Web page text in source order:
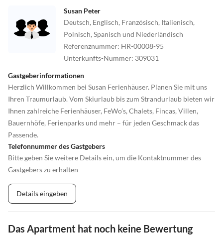
Susan Peter
Deutsch, Englisch, Französisch, Italienisch,
Polnisch, Spanisch und Niederländisch
Referenznummer: HR-00008-95
Unterkunfts-Nummer: 309031
Gastgeberinformationen
Herzlich Willkommen bei Susan Ferienhäuser. Planen Sie mit uns
Ihren Traumurlaub. Vom Skiurlaub bis zum Strandurlaub bieten wir
Ihnen zahlreiche Ferienhäuser, FeWo’s, Chalets, Fincas, Villen,
Bauernhöfe, Ferienparks und mehr – für jeden Geschmack das
Passende.
Telefonnummer des Gastgebers
Bitte geben Sie weitere Details ein, um die Kontaktnummer des
Gastgebers zu erhalten
Details eingeben
Das Apartment hat noch keine Bewertung